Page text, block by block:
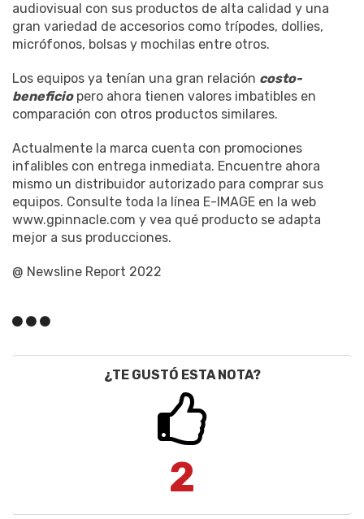
audiovisual con sus productos de alta calidad y una
gran variedad de accesorios como trípodes, dollies,
micrófonos, bolsas y mochilas entre otros.
Los equipos ya tenían una gran relación costo-
beneficiopero ahora tienen valores imbatibles en
comparación con otros productos similares.
Actualmente la marca cuenta con promociones
infalibles con entrega inmediata. Encuentre ahora
mismo un distribuidor autorizado para comprar sus
equipos. Consulte toda la línea E-IMAGE en la web
www.gpinnacle.com y vea qué producto se adapta
mejor a sus producciones.
@ Newsline Report 2022
¿TE GUSTÓ ESTA NOTA?
2